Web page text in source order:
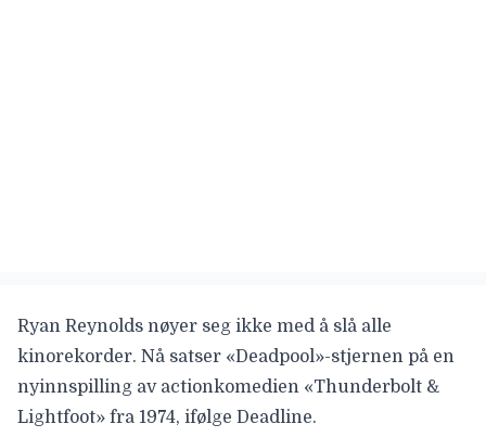
Ryan Reynolds nøyer seg ikke med å slå alle
kinorekorder. Nå satser «Deadpool»-stjernen på en
nyinnspilling av actionkomedien «Thunderbolt &
Lightfoot» fra 1974, ifølge Deadline.